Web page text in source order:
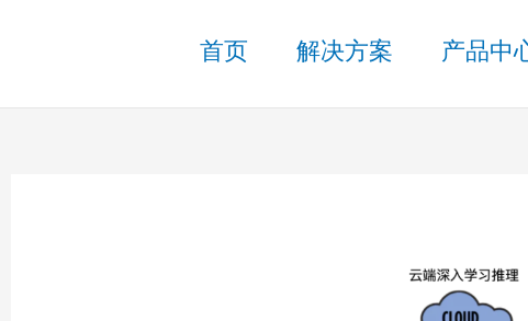
首页 解决方案 产品中